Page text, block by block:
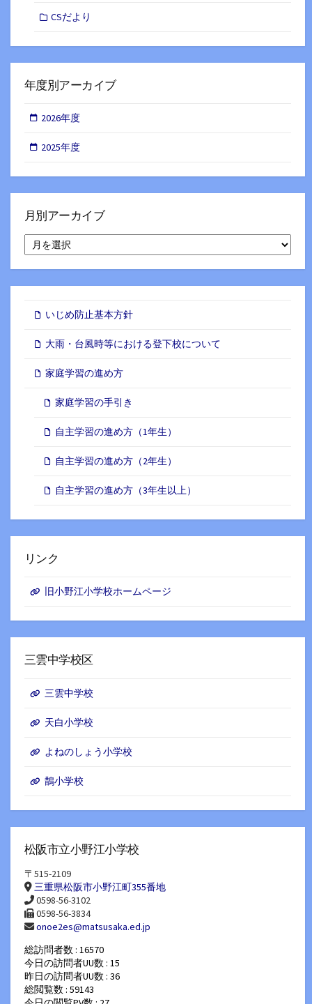
CSだより
年度別アーカイブ
2026年度
2025年度
月別アーカイブ
別
ア
いじめ防止基本方針
大雨・台風時等における登下校について
家庭学習の進め方
家庭学習の手引き
自主学習の進め方（1年生）
自主学習の進め方（2年生）
自主学習の進め方（3年生以上）
リンク
旧小野江小学校ホームページ
三雲中学校区
三雲中学校
天白小学校
よねのしょう小学校
鵲小学校
松阪市立小野江小学校
〒515-2109
三重県松阪市小野江町355番地
0598-56-3102
0598-56-3834
onoe2es@matsusaka.ed.jp
総訪問者数 : 16570
今日の訪問者UU数 : 15
昨日の訪問者UU数 : 36
総閲覧数 : 59143